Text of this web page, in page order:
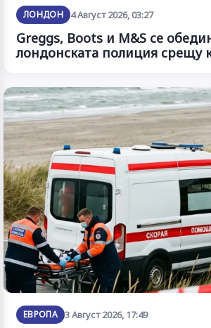
ЛОНДОН 4 Август 2026, 03:27
Greggs, Boots и M&S се
лондонската полиция срещу
ЕВРОПА 3 Август 2026, 17:49